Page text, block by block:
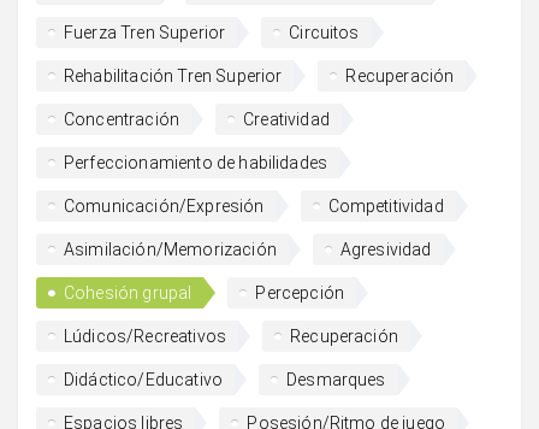
Fuerza Tren Superior Circuitos
Rehabilitación Tren Superior Recuperación
Concentración Creatividad
Perfeccionamiento de habilidades
Comunicación/Expresión Competitividad
Asimilación/Memorización Agresividad
Cohesión grupal Percepción
Lúdicos/Recreativos Recuperación
Didáctico/Educativo Desmarques
Espacios libres Posesión/Ritmo de juego